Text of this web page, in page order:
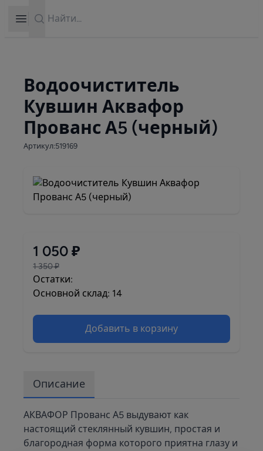
Open sidebar
Водоочиститель
Кувшин Аквафор
Прованс А5 (черный)
Артикул:519169
1 050 ₽
1 350 ₽
Остатки:
Основной склад: 14
Добавить в корзину
Описание
АКВАФОР Прованс А5 выдувают как
настоящий стеклянный кувшин, простая и
благородная форма которого приятна глазу и